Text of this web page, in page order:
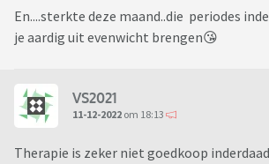
En....sterkte deze maand..die periodes
je aardig uit evenwicht brengen😘
VS2021
11-12-2022 om 18:13
Therapie is zeker niet goedkoop